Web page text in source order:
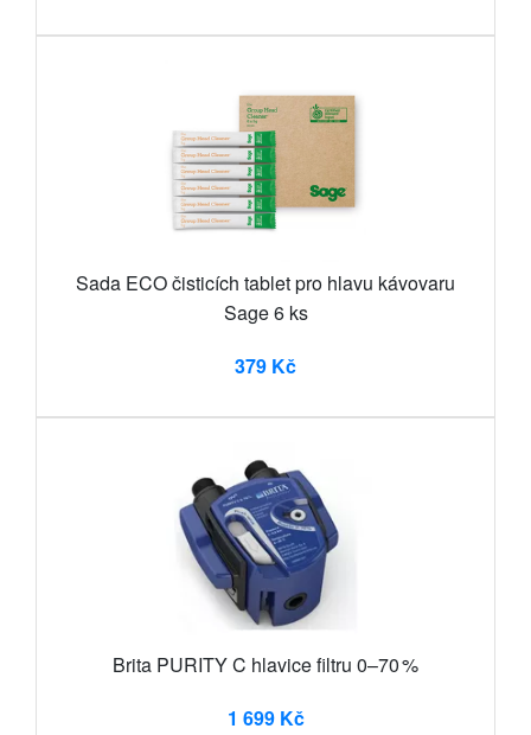
Sada ECO čisticích tablet pro hlavu kávovaru
Sage 6 ks
379 Kč
Brita PURITY C hlavice filtru 0–70 %
1 699 Kč